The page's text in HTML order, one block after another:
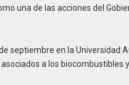
una de las acciones del
septiembre en la Universidad
a los biocombustibles